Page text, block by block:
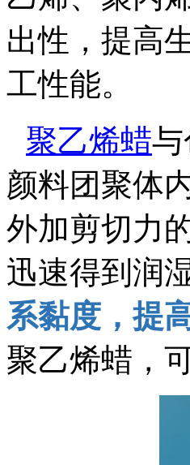
出性，提高
工性能。
聚乙烯蜡
颜料团聚体
外加剪切力
迅速得到润
系黏度，提
聚乙烯蜡，